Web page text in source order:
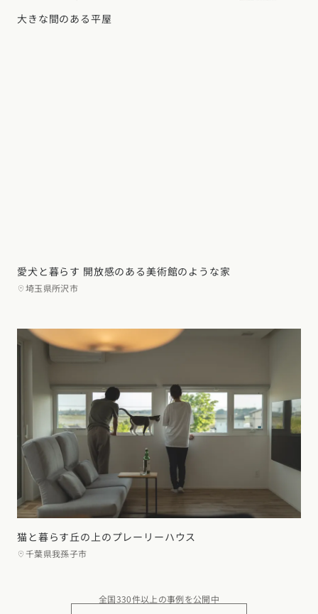
大きな間のある平屋
愛犬と暮らす 開放感のある美術館のような家
埼玉県所沢市
猫と暮らす丘の上のプレーリーハウス
千葉県我孫子市
全国330件以上の事例を公開中